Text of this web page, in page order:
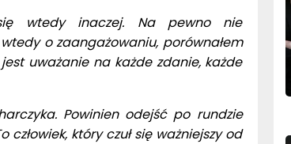
wtedy inaczej. Na pewno nie
o zaangażowaniu, porównałem
uważanie na każde zdanie, każde
Powinien odejść po rundzie
który czuł się ważniejszy od